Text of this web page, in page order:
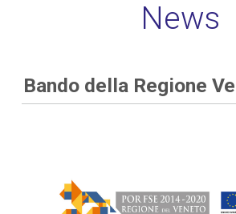
imprese - News